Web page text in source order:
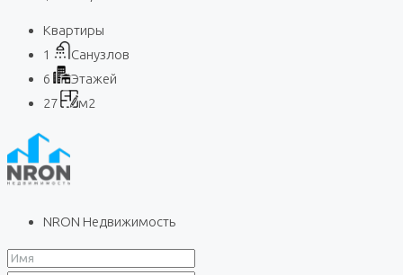
Квартиры
1
Санузлов
6
Этажей
27
м2
NRON Недвижимость